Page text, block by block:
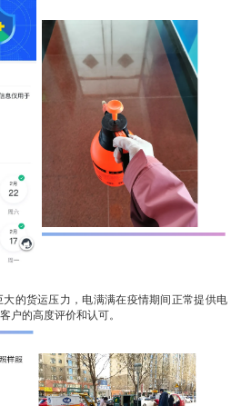
的货运压力，电满满在疫情期间正常提供电
户的高度评价和认可。